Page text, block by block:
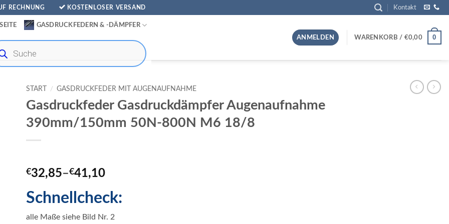
RECHNUNG KOSTENLOSER VERSAND Kontakt
GASDRUCKFEDERN & -DÄMPFER
ANMELDEN WARENKORB / €0,00 0
START / GASDRUCKFEDER MIT AUGENAUFNAHME
Gasdruckfeder Gasdruckdämpfer Augenaufnahme
390mm/150mm 50N-800N M6 18/8
€32,85–€41,10
Schnellcheck:
alle Maße siehe Bild Nr. 2